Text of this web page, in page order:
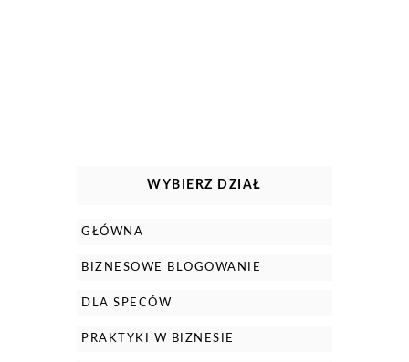
WYBIERZ DZIAŁ
GŁÓWNA
BIZNESOWE BLOGOWANIE
DLA SPECÓW
PRAKTYKI W BIZNESIE